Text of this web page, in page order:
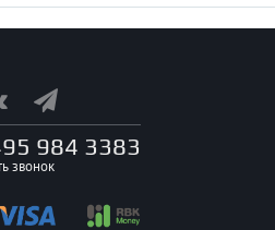
984 3383
звонок